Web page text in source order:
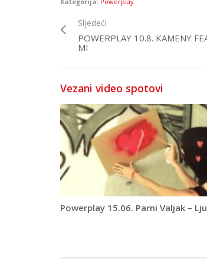
Sljedeći
POWERPLAY 10.8. KAMENY
MI
Vezani video spotovi
Powerplay 15.06. Parni Valjak –